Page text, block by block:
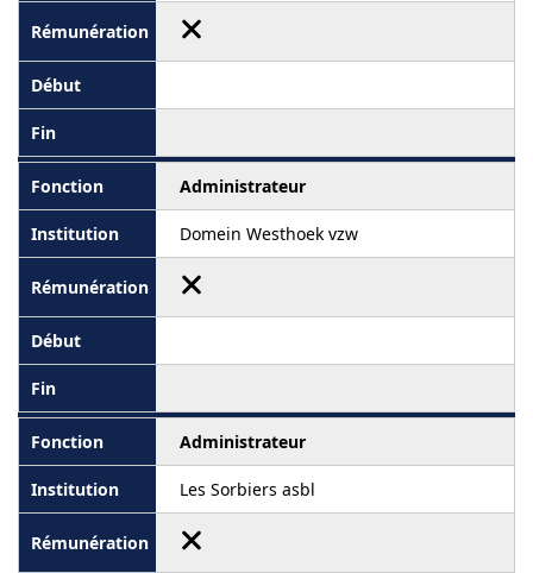
Administrateur
Domein Westhoek vzw
Administrateur
Les Sorbiers asbl